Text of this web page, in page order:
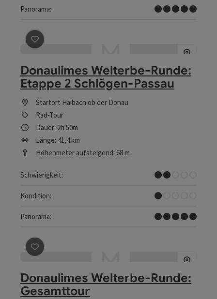
Panorama:
Traumtour
Beitrag merken : Donaulimes Welterbe-Runde: Etappe
Donaulimes Welterbe-Runde:
Etappe 2 Schlögen-Passau
Startort Haibach ob der Donau
Rad-Tour
Dauer: 2h 50m
Länge: 41,4 km
Höhenmeter aufsteigend: 68 m
Schwierigkeit:
Leicht
Kondition:
Sehr leicht
Panorama:
Traumtour
Beitrag merken : Donaulimes Welterbe-Runde:
Donaulimes Welterbe-Runde:
Gesamttour